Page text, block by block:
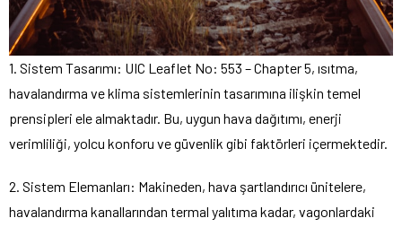
1. Sistem Tasarımı: UIC Leaflet No: 553 – Chapter 5, ısıtma,
havalandırma ve klima sistemlerinin tasarımına ilişkin temel
prensipleri ele almaktadır. Bu, uygun hava dağıtımı, enerji
verimliliği, yolcu konforu ve güvenlik gibi faktörleri içermektedir.
2. Sistem Elemanları: Makineden, hava şartlandırıcı ünitelere,
havalandırma kanallarından termal yalıtıma kadar, vagonlardaki